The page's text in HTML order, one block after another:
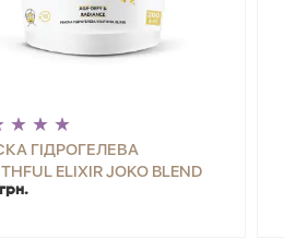
ГІДРОГЕЛЕВА
ELIXIR JOKO BLEND